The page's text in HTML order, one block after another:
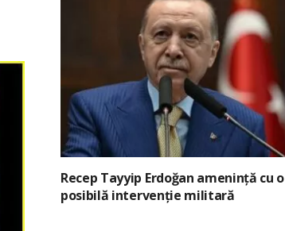
Recep Tayyip Erdoğan amenință cu o
posibilă intervenție militară